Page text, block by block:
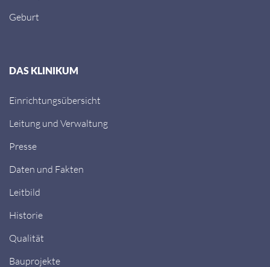
Geburt
DAS KLINIKUM
Einrichtungsübersicht
Leitung und Verwaltung
Presse
Daten und Fakten
Leitbild
Historie
Qualität
Bauprojekte